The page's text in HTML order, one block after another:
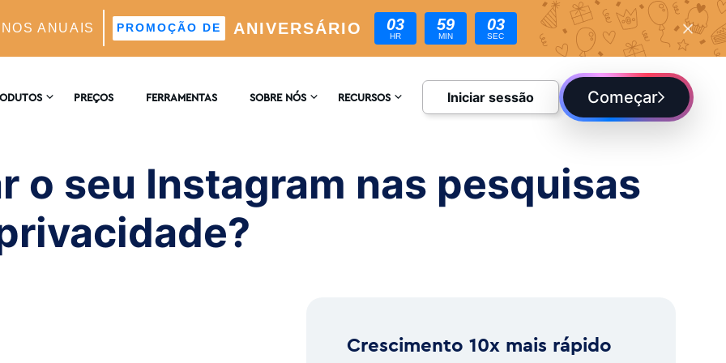
ANUAIS ANIVERSÁRIO
PROMOÇÃO DE 03
HR
59
MIN
02
SEC
Suportado Por IA
E Análises
PREÇOS FERRAMENTAS SOBRE NÓS
COMENTÁRIOS
RECURSOS Iniciar sessão Começar
o seu Instagram nas pesquisas
Crescimento 10x mais rápido